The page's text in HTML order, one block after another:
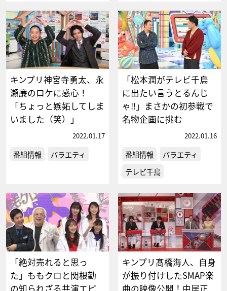
キンプリ神宮寺勇太、永
瀬廉のロケに感心！
「ちょっと嫉妬してしま
いました（笑）」
2022.01.17
番組情報 バラエティ
「松本潤がテレビ千鳥
に出たい言うとるんじ
ゃ!!」まさかの初参戦で
名物企画に挑む
2022.01.16
番組情報
バラエティ
テレビ千鳥
「絶対売れると思っ
た」ももクロと関根勤
の知られざる共演エピ
キンプリ髙橋海人、自身
が振り付けしたSMAP楽
曲の映像公開！中居正